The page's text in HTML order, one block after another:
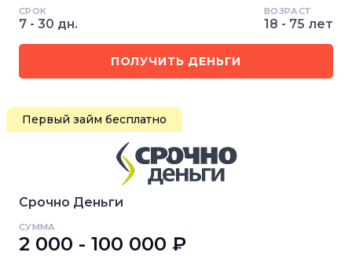
СРОК
7 - 30 дн.
ВОЗРАСТ
18 - 75 лет
ПОЛУЧИТЬ ДЕНЬГИ
Первый займ бесплатно
Срочно Деньги
СУММА
2 000 - 100 000 ₽